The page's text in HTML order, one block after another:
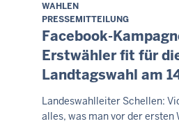
Sonntag,
9.
August
2026
-
08:05
WAHLEN
PRESSEMITTEILUNG
Facebook-
Erstwähler fit für
Landtagswahl am
Landeswahlleiter Schellen:
alles, was man vor der ersten